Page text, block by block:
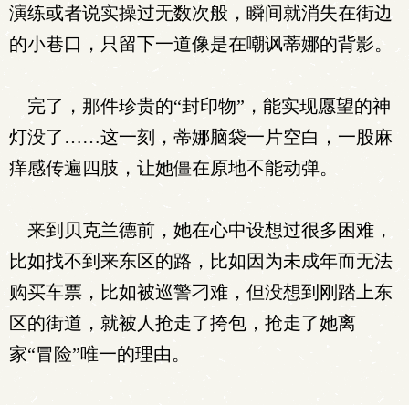
演练或者说实操过无数次般，瞬间就消失在街边
的小巷口，只留下一道像是在嘲讽蒂娜的背影。
完了，那件珍贵的“封印物”，能实现愿望的神
灯没了……这一刻，蒂娜脑袋一片空白，一股麻
痒感传遍四肢，让她僵在原地不能动弹。
来到贝克兰德前，她在心中设想过很多困难，
比如找不到来东区的路，比如因为未成年而无法
购买车票，比如被巡警刁难，但没想到刚踏上东
区的街道，就被人抢走了挎包，抢走了她离
家“冒险”唯一的理由。